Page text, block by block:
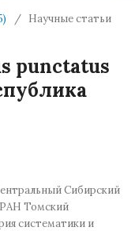
/ Научные статьи
punctatus
Сибирский
РАН Томский
систематики и